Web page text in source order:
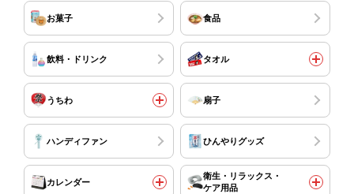
お菓子 食品
飲料・ドリンク タオル
うちわ 扇子
ハンディファン ひんやりグッズ
カレンダー
衛生・リラックス・
ケア用品